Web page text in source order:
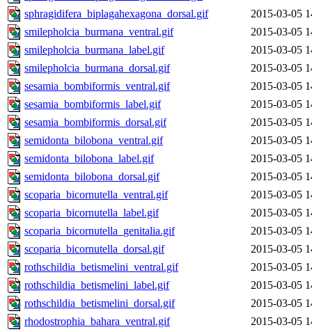
sphragidifera_biplagahexagona_dorsal.gif
2015-03-05
smilepholcia_burmana_ventral.gif
2015-03-05
smilepholcia_burmana_label.gif
2015-03-05
smilepholcia_burmana_dorsal.gif
2015-03-05
sesamia_bombiformis_ventral.gif
2015-03-05
sesamia_bombiformis_label.gif
2015-03-05
sesamia_bombiformis_dorsal.gif
2015-03-05
semidonta_bilobona_ventral.gif
2015-03-05
semidonta_bilobona_label.gif
2015-03-05
semidonta_bilobona_dorsal.gif
2015-03-05
scoparia_bicornutella_ventral.gif
2015-03-05
scoparia_bicornutella_label.gif
2015-03-05
scoparia_bicornutella_genitalia.gif
2015-03-05
scoparia_bicornutella_dorsal.gif
2015-03-05
rothschildia_betismelini_ventral.gif
2015-03-05
rothschildia_betismelini_label.gif
2015-03-05
rothschildia_betismelini_dorsal.gif
2015-03-05
rhodostrophia_bahara_ventral.gif
2015-03-05